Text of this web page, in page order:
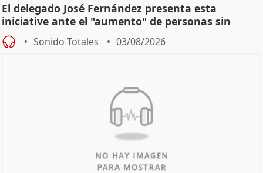
El delegado José Fernández presenta esta
iniciative ante el "aumento" de personas sin
hogar en Madri
Sonido Totales 03/08/2026